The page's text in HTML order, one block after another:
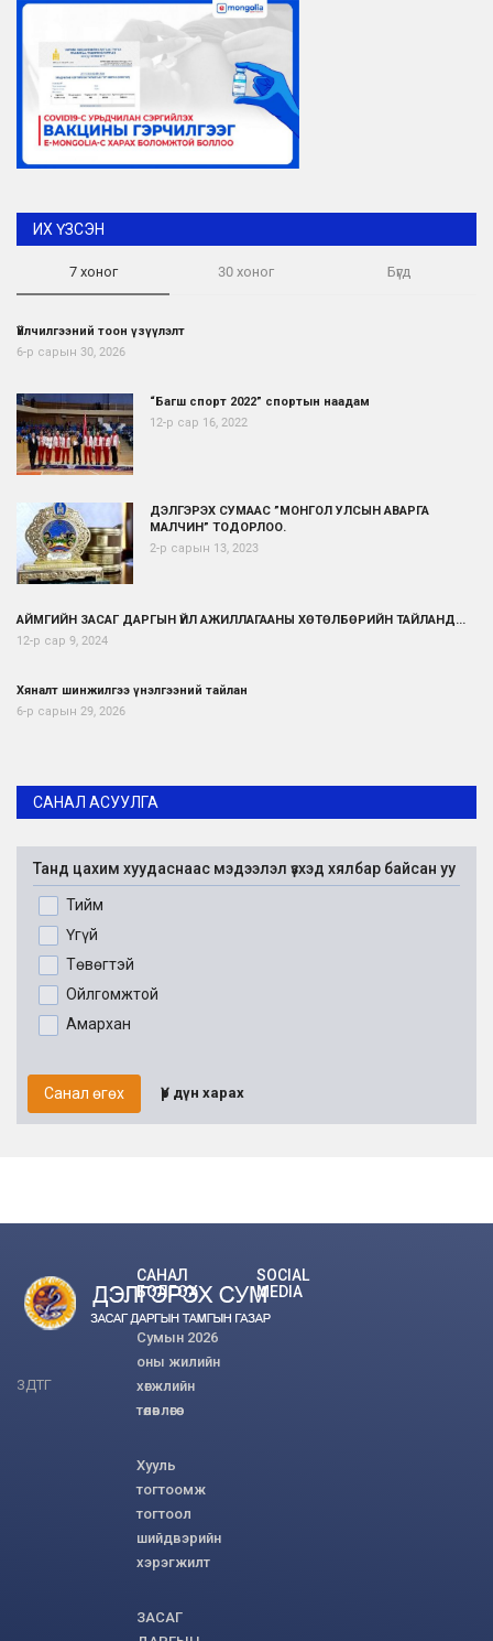
ИХ ҮЗСЭН
7 хоног 30 хоног Бүгд
Үйлчилгээний тоон үзүүлэлт
6-р сарын 30, 2026
“Багш спорт 2022” спортын наадам
12-р сар 16, 2022
ДЭЛГЭРЭХ СУМААС ”МОНГОЛ УЛСЫН АВАРГА
МАЛЧИН” ТОДОРЛОО.
2-р сарын 13, 2023
АЙМГИЙН ЗАСАГ ДАРГЫН ҮЙЛ АЖИЛЛАГААНЫ ХӨТӨЛБӨРИЙН ТАЙЛАНД...
12-р сар 9, 2024
Хяналт шинжилгээ үнэлгээний тайлан
6-р сарын 29, 2026
САНАЛ АСУУЛГА
Танд цахим хуудаснаас мэдээлэл үзхэд хялбар байсан уу
Тийм
Үгүй
Төвөгтэй
Ойлгомжтой
Амархан
Санал өгөх Үр дүн харах
ЗДТГ
САНАЛ
БОЛГОХ
Сумын 2026
оны жилийн
хөгжлийн
төлөвлөгөө
Хууль
тогтоомж
тогтоол
шийдвэрийн
хэрэгжилт
ЗАСАГ
SOCIAL
MEDIA